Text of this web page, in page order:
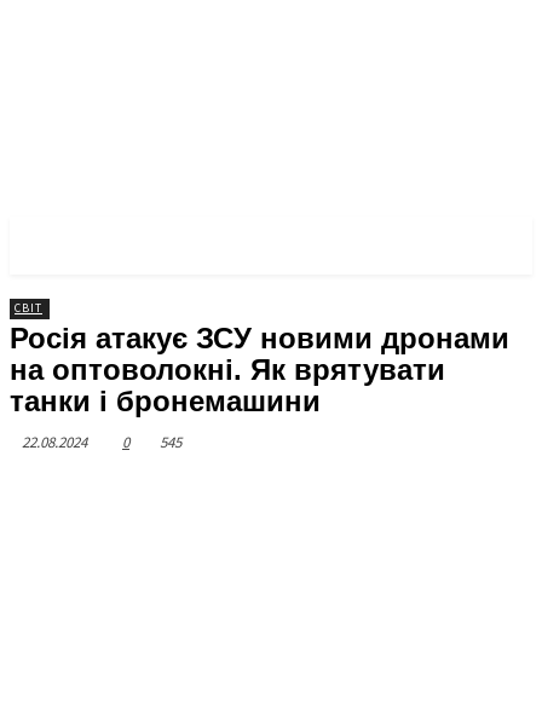
СВІТ
Росія атакує ЗСУ новими дронами
на оптоволокні. Як врятувати
танки і бронемашини
22.08.2024 0 545